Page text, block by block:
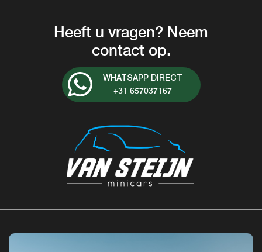
Heeft u vragen? Neem
contact op.
WHATSAPP DIRECT
+31 657037167